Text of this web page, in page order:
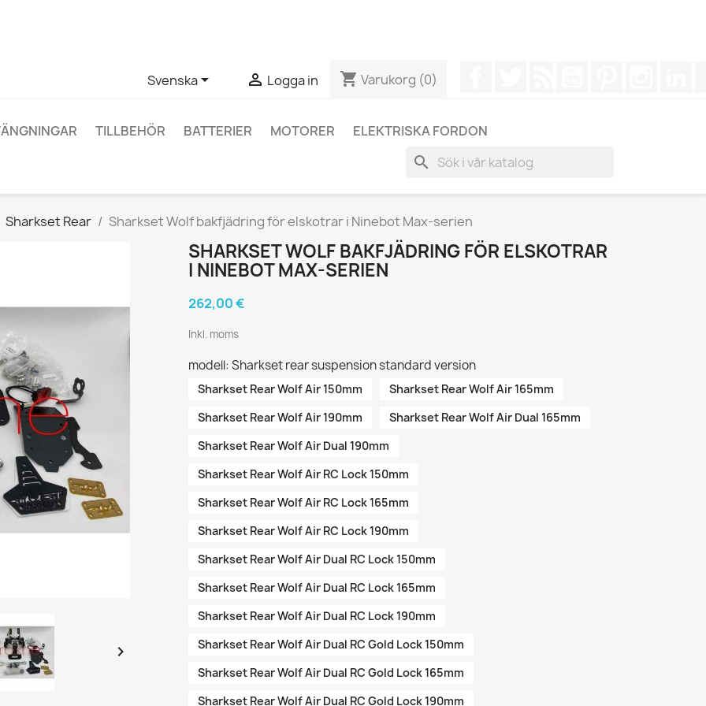
Svenska  Logga in shopping_cart Varukorg (0)
TILLBEHÖR BATTERIER MOTORER ELEKTRISKA FORDON
search
Sharkset Rear Sharkset Wolf bakfjädring för elskotrar i Ninebot Max-serien

SHARKSET WOLF BAKFJÄDRING FÖR ELSKOTRAR
I NINEBOT MAX-SERIEN
262,00 €
Inkl. moms
modell: Sharkset rear suspension standard version
Sharkset Rear Wolf Air 150mm
Sharkset Rear Wolf Air 165mm
Sharkset Rear Wolf Air 190mm
Sharkset Rear Wolf Air Dual 165mm
Sharkset Rear Wolf Air Dual 190mm
Sharkset Rear Wolf Air RC Lock 150mm
Sharkset Rear Wolf Air RC Lock 165mm
Sharkset Rear Wolf Air RC Lock 190mm
Sharkset Rear Wolf Air Dual RC Lock 150mm
Sharkset Rear Wolf Air Dual RC Lock 165mm
Sharkset Rear Wolf Air Dual RC Lock 190mm
Sharkset Rear Wolf Air Dual RC Gold Lock 150mm
Sharkset Rear Wolf Air Dual RC Gold Lock 165mm
Sharkset Rear Wolf Air Dual RC Gold Lock 190mm